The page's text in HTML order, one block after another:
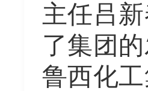
主任吕
了集团
鲁西化工